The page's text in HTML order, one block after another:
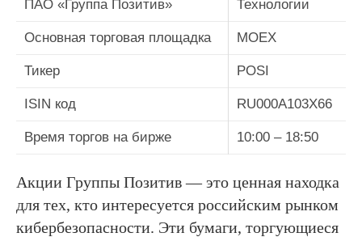
ПАО «Группа Позитив» Технологии
Основная торговая площадка MOEX
Тикер POSI
ISIN код RU000A103X66
Время торгов на бирже 10:00 – 18:50
Акции Группы Позитив — это ценная находка
для тех, кто интересуется российским рынком
кибербезопасности. Эти бумаги, торгующиеся